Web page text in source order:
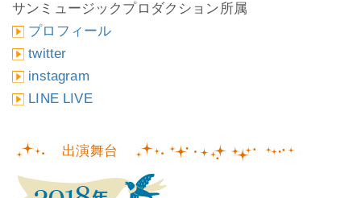
サンミュージックプロダクション所属
プロフィール
twitter
instagram
LINE LIVE
出演舞台